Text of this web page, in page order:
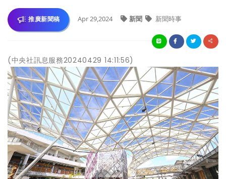
推廣新聞稿 Apr 29,2024 新聞 新聞時事
(中央社訊息服務20240429 14:11:56)